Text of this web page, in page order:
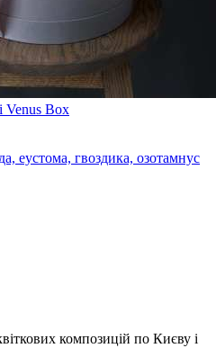
Venus Box
еустома, гвоздика, озотамнус
композицій по Києву і